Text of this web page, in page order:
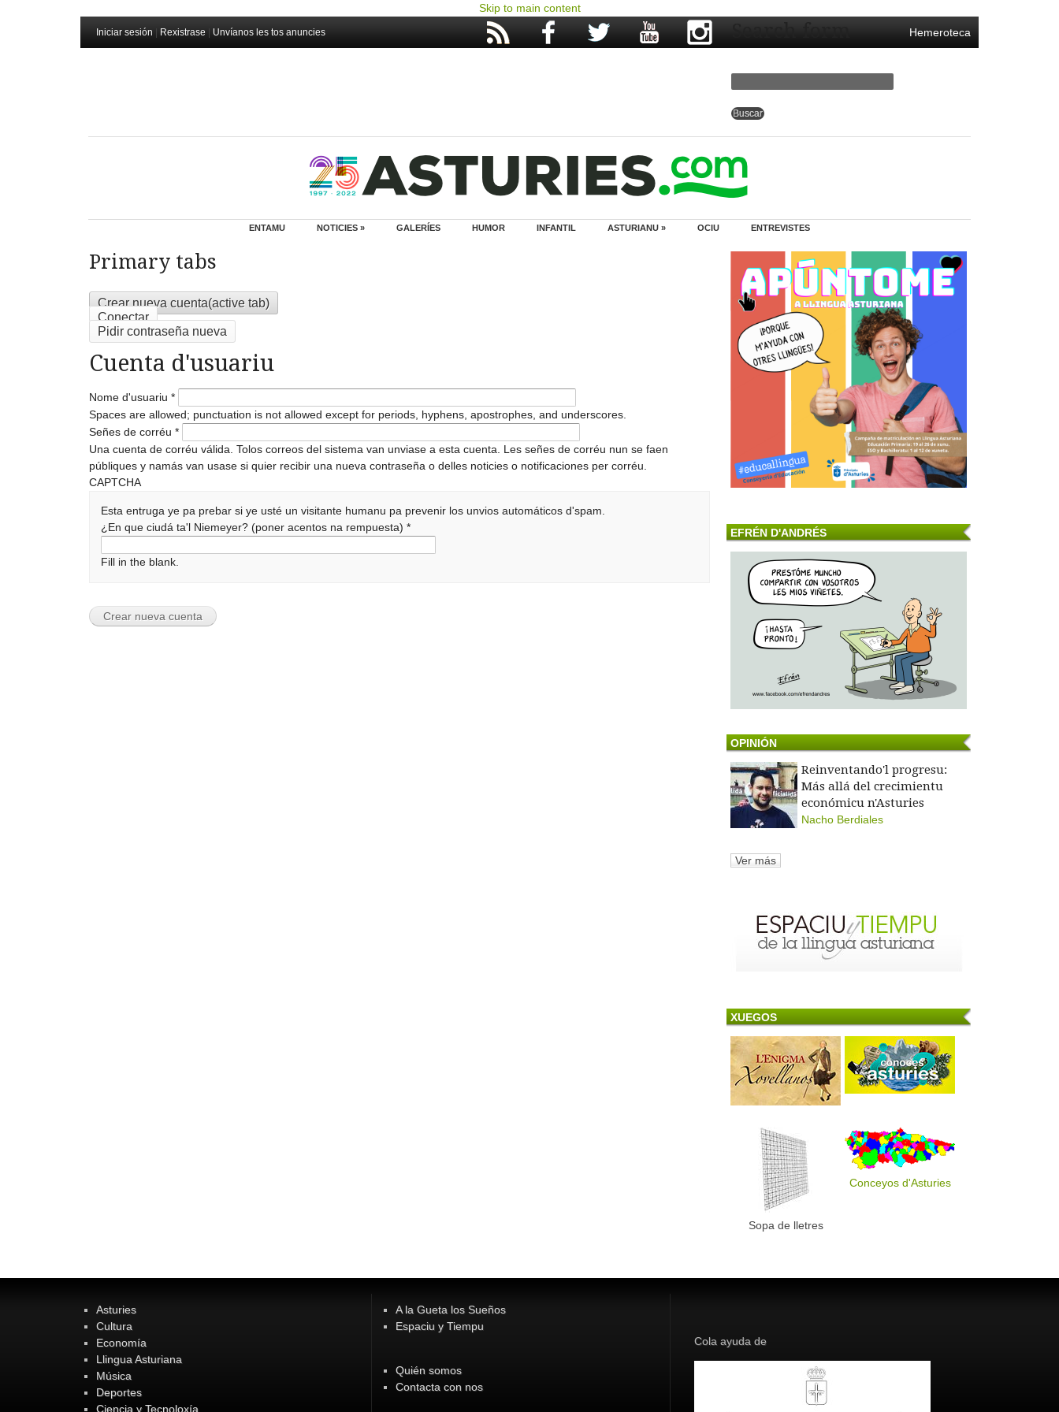
Skip to main content
Iniciar sesión Rexistrase Unvíanos les tos anuncies Hemeroteca
Search form
ENTAMU NOTICIES » GALERÍES HUMOR INFANTIL ASTURIANU » OCIU ENTREVISTES
Primary tabs
Crear nueva cuenta(active tab)
Conectar
Pidir contraseña nueva
Cuenta d'usuariu
Nome d'usuariu *
Spaces are allowed; punctuation is not allowed except for periods, hyphens, apostrophes, and underscores.
Señes de corréu *
Una cuenta de corréu válida. Tolos correos del sistema van unviase a esta cuenta. Les señes de corréu nun se faen
públiques y namás van usase si quier recibir una nueva contraseña o delles noticies o notificaciones per corréu.
CAPTCHA
Esta entruga ye pa prebar si ye usté un visitante humanu pa prevenir los unvios automáticos d'spam.
¿En que ciudá ta'l Niemeyer? (poner acentos na rempuesta)*
Fill in the blank.
EFRÉN D'ANDRÉS
OPINIÓN
Reinventando'l progresu:
Más allá del crecimientu
económicu n'Asturies
Nacho Berdiales
Ver más
XUEGOS
Sopa de lletres
Conceyos d'Asturies
Asturies
Cultura
Economía
Llingua Asturiana
Música
Deportes
Ciencia y Tecnoloxía
A la Gueta los Sueños
Espaciu y Tiempu
Quién somos
Contacta con nos
Cola ayuda de